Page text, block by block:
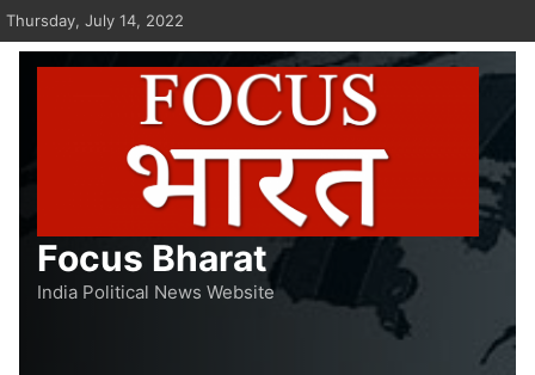
Skip
to
content
Thursday, July 14, 2022
Focus Bharat
India Political News Website